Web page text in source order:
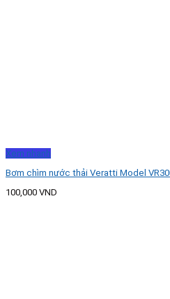
Xem nhanh
Bơm chìm nước thải Veratti Model
100,000 VND